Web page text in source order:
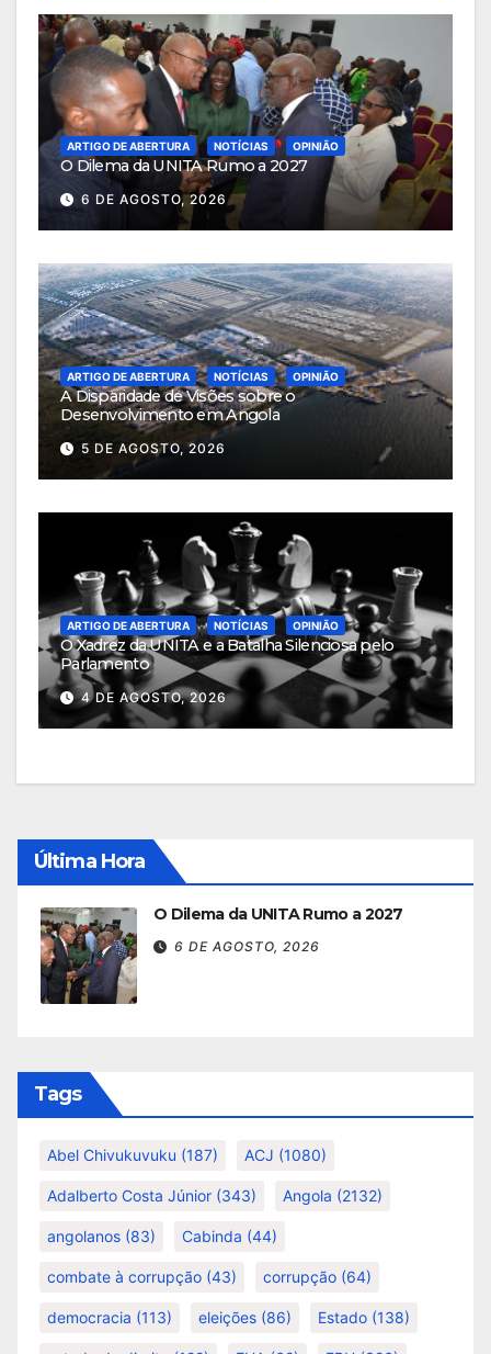
ARTIGO DE ABERTURA NOTÍCIAS OPINIÃO
O Dilema da UNITA Rumo a 2027
6 DE AGOSTO, 2026
ARTIGO DE ABERTURA NOTÍCIAS OPINIÃO
A Disparidade de Visões sobre o
Desenvolvimento em Angola
5 DE AGOSTO, 2026
ARTIGO DE ABERTURA NOTÍCIAS OPINIÃO
O Xadrez da UNITA e a Batalha Silenciosa pelo
Parlamento
4 DE AGOSTO, 2026
Última Hora
O Dilema da UNITA Rumo a 2027
6 DE AGOSTO, 2026
Tags
Abel Chivukuvuku (187) ACJ (1080)
Adalberto Costa Júnior (343) Angola (2132)
angolanos (83) Cabinda (44)
combate à corrupção (43) corrupção (64)
democracia (113) eleições (86) Estado (138)